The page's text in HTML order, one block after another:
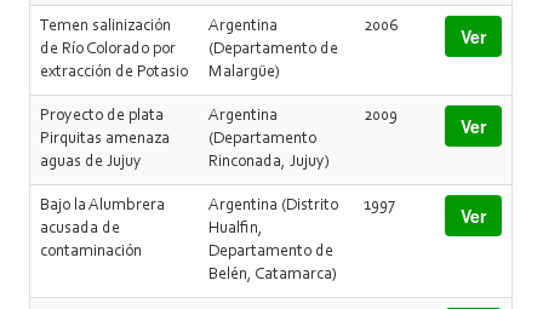
Temen salinización
de Río Colorado por
extracción de Potasio
Argentina
(Departamento de
Malargüe)
2006 Ver
Proyecto de plata
Pirquitas amenaza
aguas de Jujuy
Argentina
(Departamento
Rinconada, Jujuy)
2009 Ver
Bajo la Alumbrera
acusada de
contaminación
Argentina (Distrito
Hualfin,
Departamento de
Belén, Catamarca)
1997 Ver